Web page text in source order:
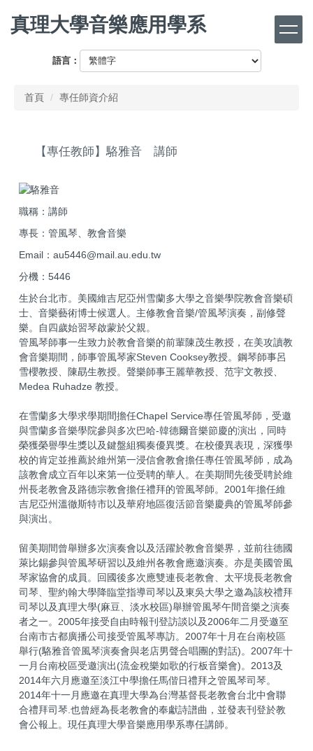
真理大學音樂應用學系
語言：
首頁 專任師資介紹
【專任教師】駱雅音 講師
職稱：講師
專長：管風琴、教會音樂
Email：au5446@mail.au.edu.tw
分機：5446
生於台北市。美國維吉尼亞州雪蘭多大學之音樂學院教會音樂碩
士、音樂藝術博士候選人。主修教會音樂/管風琴演奏，副修聲
樂。自四歲始習琴啟蒙於父親。
管風琴師事一生致力於教會音樂的前輩陳茂生教授，在美攻讀教
會音樂期間，師事管風琴家Steven Cooksey教授。鋼琴師事呂
雪櫻教授、陳勗生教授。聲樂師事王麗華教授、范宇文教授、
Medea Ruhadze 教授。
在雪蘭多大學求學期間擔任Chapel Service專任管風琴師，受邀
與雪蘭多音樂學院參與多次巴哈-韓德爾音樂節慶的演出，同時
榮獲榮譽學生獎以及鍵盤組獨奏優異獎。在校優異表現，深獲學
校的肯定並推薦於維州第一浸信會教會擔任專任管風琴師，成為
該教會成立百年以來第一位受聘的華人。在美期間先後受聘於維
州長老教會及路德宗教會擔任禮拜的管風琴師。2001年擔任維
吉尼亞州溫徹斯特市以及華府地區復活節音樂慶典的管風琴師參
與演出。
留美期間曾舉辦多次演奏會以及活躍於教會音樂界，並前往德國
萊比錫參與管風琴研習以及維州各教會應邀演奏。亦是美國管風
琴家協會的成員。回國後多次應雙連長老教會、太平境長老教會
司琴、聖約翰大學降臨堂指導司琴以及東吳大學之邀為該校禮拜
司琴以及真理大學(麻豆、淡水校區)舉辦管風琴午間音樂之演奏
者之一。2005年接受自由時報刊登訪談以及2006年二月受邀至
台南市古都廣播公司接受管風琴專訪。2007年十月在台南校區
舉行(駱雅音管風琴演奏會與老店男聲合唱團的對話)。2007年十
一月台南校區受邀演出(流金稅樂如歌的行板音樂會)。2013及
2014年六月應邀至淡江中學擔任馬偕日禮拜之管風琴司琴。
2014年十一月應邀在真理大學為台灣基督長老教會台北中會聯
合禮拜司琴.也曾經為長老教會的奉獻詩譜曲，並發表刊登於教
會公報上。現任真理大學音樂應用學系專任講師。